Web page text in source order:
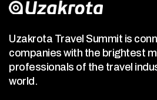
Uzakrota Travel Summit is
companies with the brightest
professionals of the travel
world.